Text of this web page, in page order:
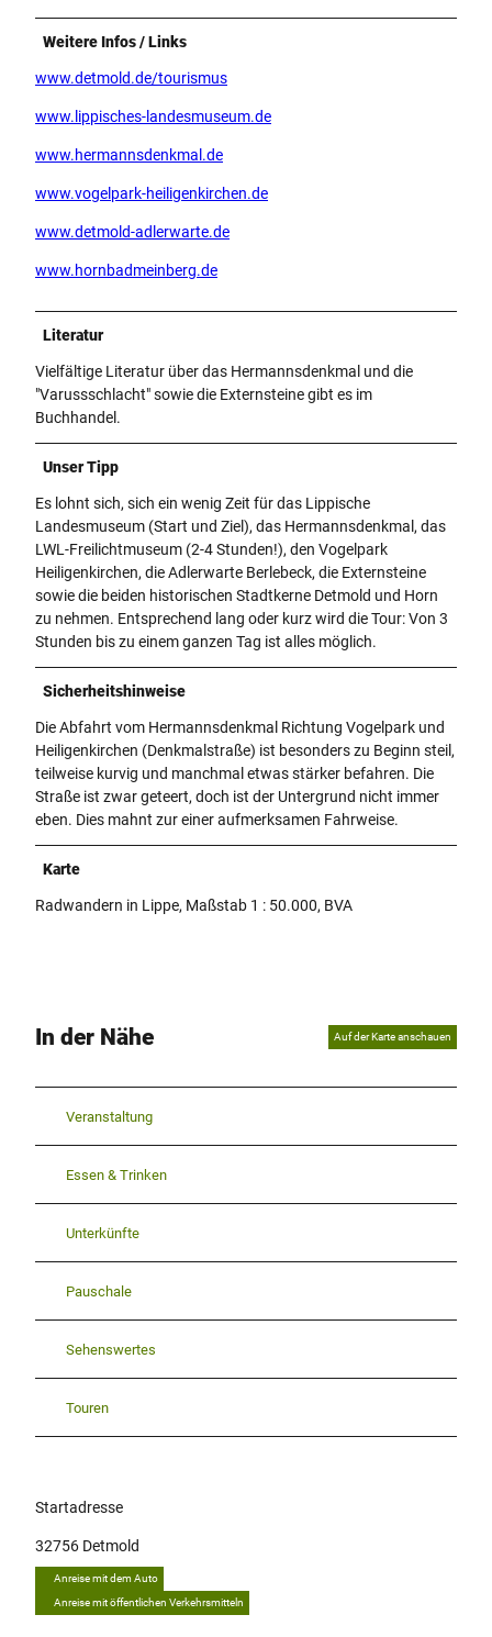
Weitere Infos / Links
www.detmold.de/tourismus
www.lippisches-landesmuseum.de
www.hermannsdenkmal.de
www.vogelpark-heiligenkirchen.de
www.detmold-adlerwarte.de
www.hornbadmeinberg.de
Literatur
Vielfältige Literatur über das Hermannsdenkmal und die
"Varussschlacht" sowie die Externsteine gibt es im
Buchhandel.
Unser Tipp
Es lohnt sich, sich ein wenig Zeit für das Lippische
Landesmuseum (Start und Ziel), das Hermannsdenkmal, das
LWL-Freilichtmuseum (2-4 Stunden!), den Vogelpark
Heiligenkirchen, die Adlerwarte Berlebeck, die Externsteine
sowie die beiden historischen Stadtkerne Detmold und Horn
zu nehmen. Entsprechend lang oder kurz wird die Tour: Von 3
Stunden bis zu einem ganzen Tag ist alles möglich.
Sicherheitshinweise
Die Abfahrt vom Hermannsdenkmal Richtung Vogelpark und
Heiligenkirchen (Denkmalstraße) ist besonders zu Beginn steil,
teilweise kurvig und manchmal etwas stärker befahren. Die
Straße ist zwar geteert, doch ist der Untergrund nicht immer
eben. Dies mahnt zur einer aufmerksamen Fahrweise.
Karte
Radwandern in Lippe, Maßstab 1 : 50.000, BVA
In der Nähe Auf der Karte anschauen
Veranstaltung
Essen & Trinken
Unterkünfte
Pauschale
Sehenswertes
Touren
Startadresse
32756 Detmold
Anreise mit dem Auto
Anreise mit öffentlichen Verkehrsmitteln